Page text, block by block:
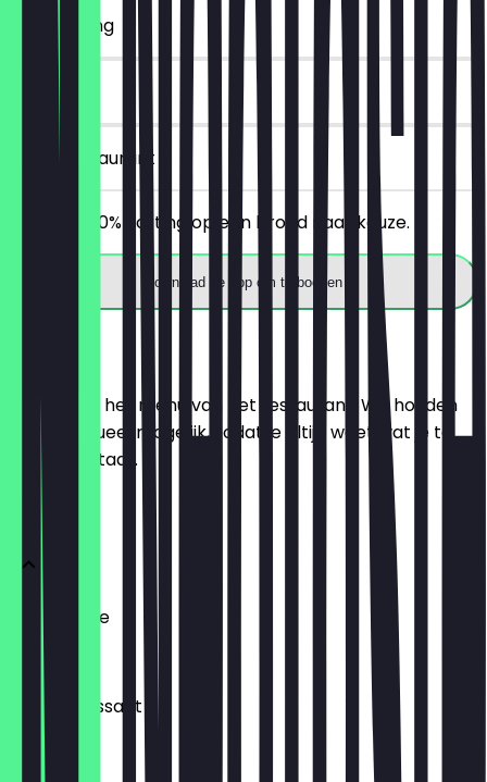
~€ 2 korting
14 dagen
in het restaurant
Ontvang 30% korting op een brood naar keuze.
Download de app om te boeken
Hier vind je het menu van het restaurant. We houden
het zo actueel mogelijk, zodat je altijd weet wat je te
wachten staat.
BRÖTCHEN
Ofenfrische
€ 0,54
Buttercroissant
€ 1,80